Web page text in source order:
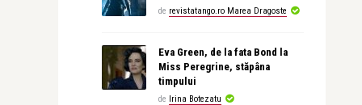
de revistatango.ro Marea Dragoste
Eva Green, de la fata Bond la
Miss Peregrine, stăpâna
timpului
de Irina Botezatu